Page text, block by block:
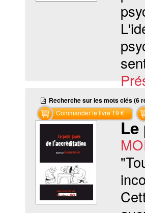
Commander le livre 19 €
Recherche sur les mots clés (6
Le